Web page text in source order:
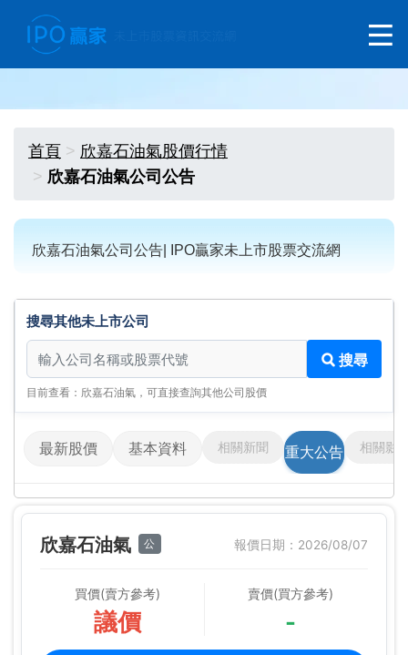
首頁
欣嘉石油氣股價行情
欣嘉石油氣公司公告
欣嘉石油氣公司公告| IPO贏家未上市股票交流網
搜尋其他未上市公司
搜尋其他未上市公司
搜尋
目前查看：欣嘉石油氣，可直接查詢其他公司股價
最新股價 基本資料 相關新聞 重大公告 相關影
欣嘉石油氣 公 報價日期：2026/08/07
買價(賣方參考)
議價
賣價(買方參考)
-